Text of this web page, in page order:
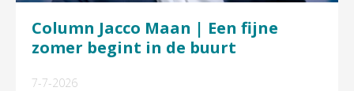
Column Jacco Maan | Een fijne
zomer begint in de buurt
7-7-2026